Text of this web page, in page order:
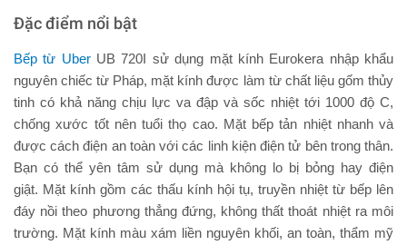
Đặc điểm nổi bật
Bếp từ UberUB 720I sử dụng mặt kính Eurokera nhập khẩu
nguyên chiếc từ Pháp, mặt kính được làm từ chất liệu gốm thủy
tinh có khả năng chịu lực va đập và sốc nhiệt tới 1000 độ C,
chống xước tốt nên tuổi thọ cao. Mặt bếp tản nhiệt nhanh và
được cách điện an toàn với các linh kiện điện tử bên trong thân.
Bạn có thể yên tâm sử dụng mà không lo bị bỏng hay điện
giật. Mặt kính gồm các thấu kính hội tụ, truyền nhiệt từ bếp lên
đáy nồi theo phương thẳng đứng, không thất thoát nhiệt ra môi
trường. Mặt kính màu xám liền nguyên khối, an toàn, thẩm mỹ